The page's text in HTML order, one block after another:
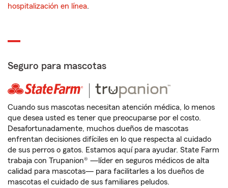
hospitalización en línea.
Seguro para mascotas
Cuando sus mascotas necesitan atención médica, lo menos
que desea usted es tener que preocuparse por el costo.
Desafortunadamente, muchos dueños de mascotas
enfrentan decisiones difíciles en lo que respecta al cuidado
de sus perros o gatos. Estamos aquí para ayudar. State Farm
trabaja con Trupanion® —líder en seguros médicos de alta
calidad para mascotas— para facilitarles a los dueños de
mascotas el cuidado de sus familiares peludos.